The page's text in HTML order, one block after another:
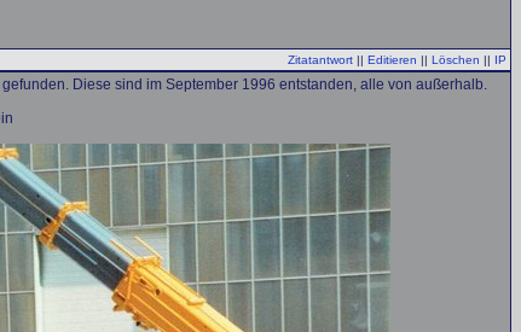
Zitatantwort || Editieren || Löschen || IP
Diese sind im September 1996 entstanden, alle von außerhalb.